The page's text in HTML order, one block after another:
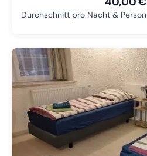
Durchschnitt pro Nacht & Person